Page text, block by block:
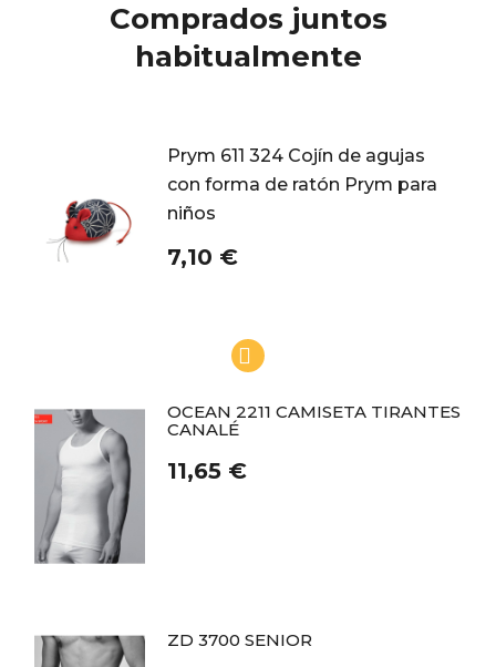
Comprados juntos
habitualmente
Prym 611 324 Cojín de agujas
con forma de ratón Prym para
niños
7,10 €
OCEAN 2211 CAMISETA TIRANTES
CANALÉ
11,65 €
ZD 3700 SENIOR